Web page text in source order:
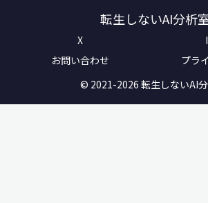
転生しないAI分析
X
お問い合わせ
プラ
© 2021-2026 転生しないAI